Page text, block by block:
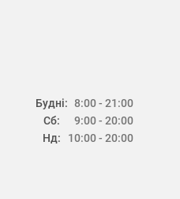
Будні:
Сб:
Нд:
8:00 - 21:00
9:00 - 20:00
10:00 - 20:00